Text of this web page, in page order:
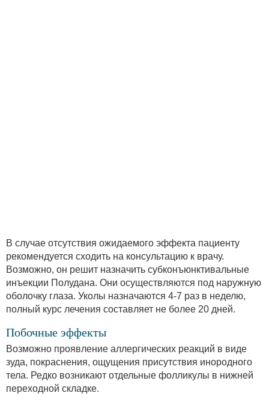
В случае отсутствия ожидаемого эффекта пациенту
рекомендуется сходить на консультацию к врачу.
Возможно, он решит назначить субконъюнктивальные
инъекции Полудана. Они осуществляются под наружную
оболочку глаза. Уколы назначаются 4-7 раз в неделю,
полный курс лечения составляет не более 20 дней.
Побочные эффекты
Возможно проявление аллергических реакций в виде
зуда, покраснения, ощущения присутствия инородного
тела. Редко возникают отдельные фолликулы в нижней
переходной складке.